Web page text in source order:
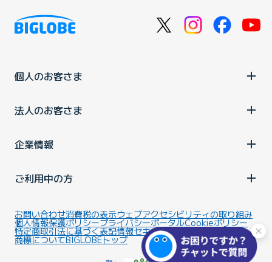
個人のお客さま
法人のお客さま
企業情報
ご利用中の方
お問い合わせ消費税の表示ウェブアクセシビリティの取り組み
個人情報保護ポリシープライバシーポータルCookieポリシー
特定商取引法に基づく表記情報セキュリティ基本方針
商標についてBIGLOBEトップ